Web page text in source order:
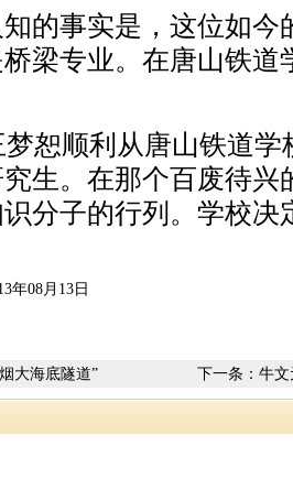
事实是，这位如今
梁专业。在唐山铁道
顺利从唐山铁道学
生。在那个百废待
分子的行列。学校决
年08月13日
下一条： 牛文
大海底隧道”